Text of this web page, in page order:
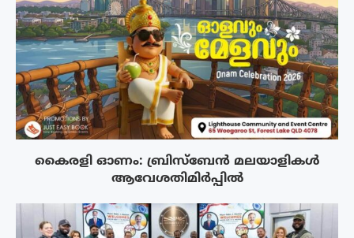
കൈരളി ഓണം: ബ്രിസ്ബേൻ മലയാളികൾ
ആവേശതിമിർപ്പിൽ